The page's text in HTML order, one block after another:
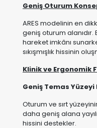
sıkışmışlık hissinin
Klinik ve Ergonomik
Geniş Temas
Oturum ve sırt
daha geniş alana
Destekleyici sırt formu
gün içerisinde uzun